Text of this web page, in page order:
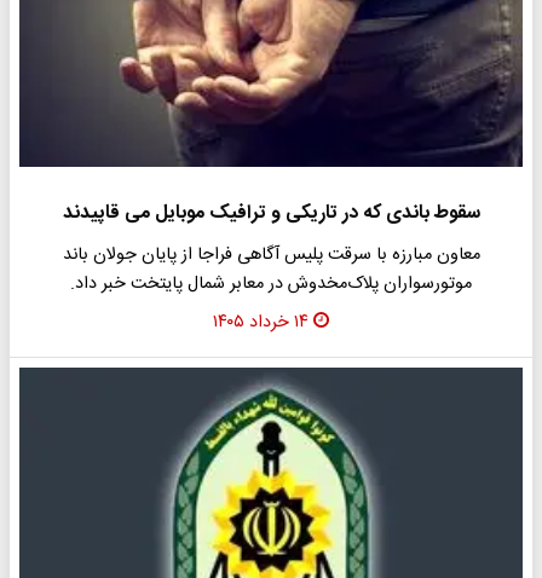
سقوط باندی که در تاریکی و ترافیک موبایل می قاپیدند
معاون مبارزه با سرقت پلیس آگاهی فراجا از پایان جولان باند
موتورسواران پلاک‌مخدوش در معابر شمال پایتخت خبر داد.
۱۴ خرداد ۱۴۰۵